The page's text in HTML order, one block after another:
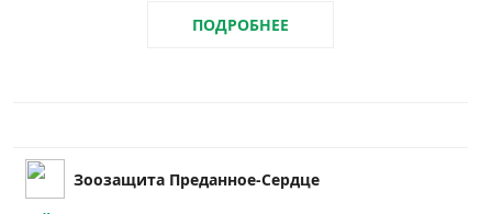
ПОДРОБНЕЕ
Зоозащита Преданное-Сердце